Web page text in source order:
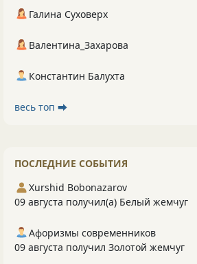
Галина Суховерх
Валентина_Захарова
Константин Балухта
весь топ ⮕
ПОСЛЕДНИЕ СОБЫТИЯ
Xurshid Bobonazarov
09 августа получил(а) Белый жемчуг
Афоризмы современников
09 августа получил Золотой жемчуг